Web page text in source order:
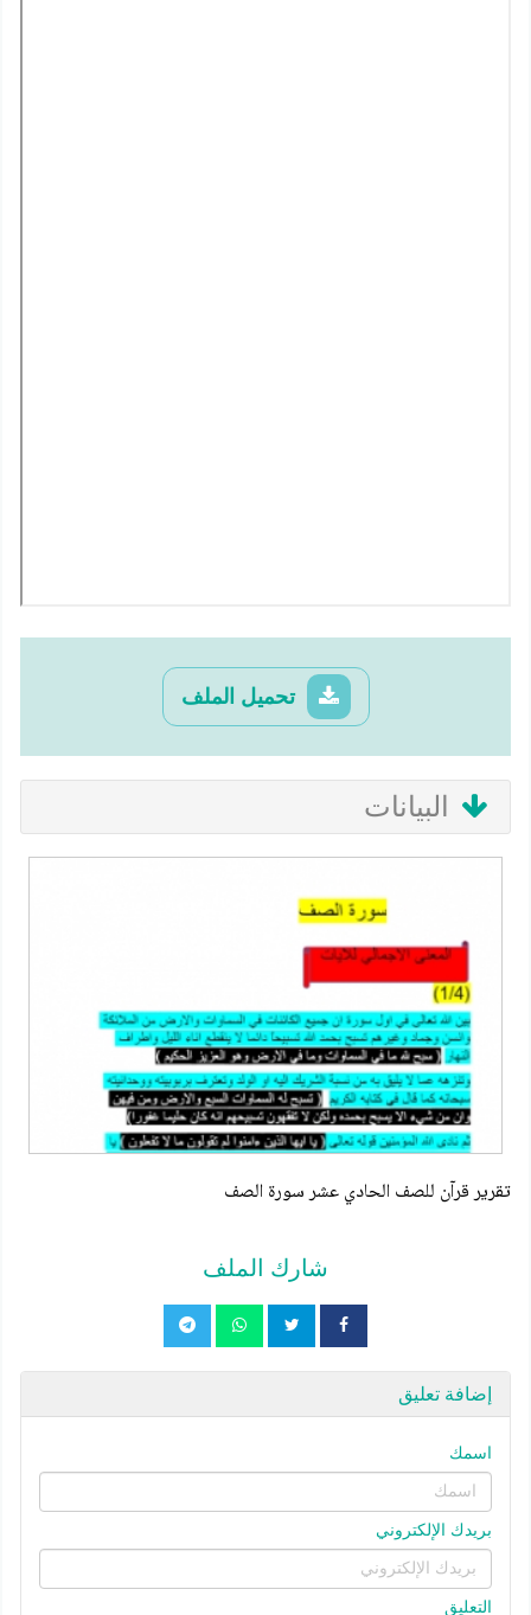
تحميل الملف
البيانات
تقرير قرآن للصف الحادي عشر سورة الصف
شارك الملف
إضافة تعليق
اسمك
بريدك الإلكتروني
التعليق